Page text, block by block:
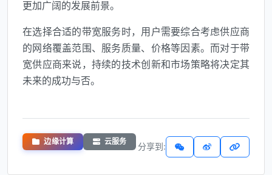
更加广阔的发展前景。
在选择合适的带宽服务时，用户需要综合考虑供应商
的网络覆盖范围、服务质量、价格等因素。而对于带
宽供应商来说，持续的技术创新和市场策略将决定其
未来的成功与否。
边缘计算 云服务 分享到: